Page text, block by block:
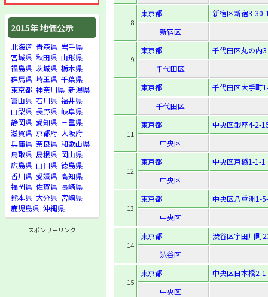
2015年 地価公示
北海道 青森県 岩手県
宮城県 秋田県 山形県
福島県 茨城県 栃木県
群馬県 埼玉県 千葉県
東京都 神奈川県 新潟県
富山県 石川県 福井県
山梨県 長野県 岐阜県
静岡県 愛知県 三重県
滋賀県 京都府 大阪府
兵庫県 奈良県 和歌山県
鳥取県 島根県 岡山県
広島県 山口県 徳島県
香川県 愛媛県 高知県
福岡県 佐賀県 長崎県
熊本県 大分県 宮崎県
鹿児島県 沖縄県
スポンサーリンク
8
東京都
新宿区新宿3-30-
新宿区
9
東京都
千代田区丸の内
千代田区
東京都
千代田区大手町
千代田区
11
東京都
中央区銀座4-2-
中央区
12
東京都
中央区京橋1-1-1
中央区
13
東京都
中央区八重洲1-
中央区
14
東京都
渋谷区宇田川町
渋谷区
15
東京都
中央区日本橋2-
中央区